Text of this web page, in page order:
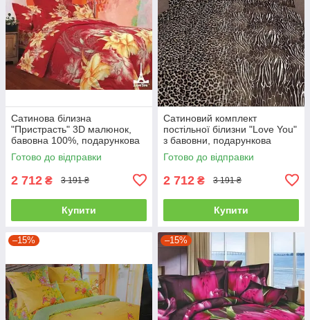
Сатинова білизна
"Пристрасть" 3D малюнок,
бавовна 100%, подарункова
упаковка полуторний
Готово до відправки
2 712 ₴ 3 191 ₴
Купити
Сатиновий комплект
постільної білизни "Love You"
з бавовни, подарункова
упаковка полуторний
Готово до відправки
2 712 ₴ 3 191 ₴
Купити
–15% –15%